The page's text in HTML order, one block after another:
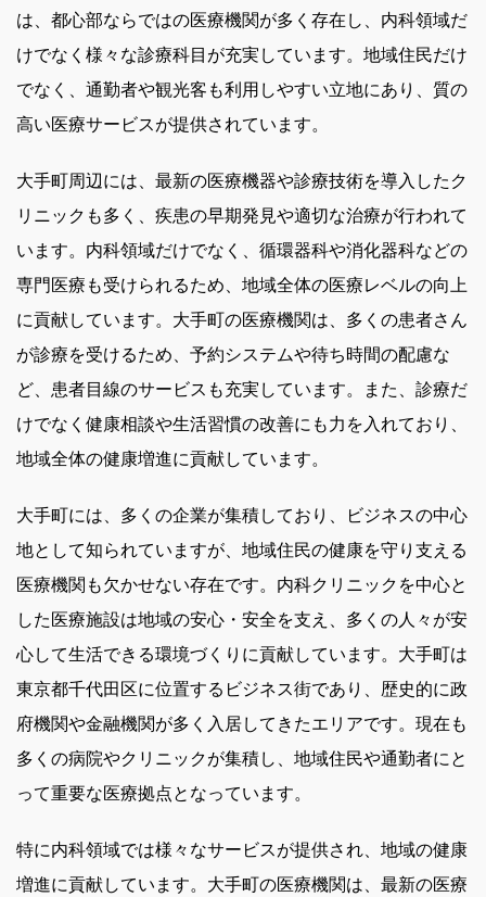
は、都心部ならではの医療機関が多く存在し、内科領域だ
けでなく様々な診療科目が充実しています。地域住民だけ
でなく、通勤者や観光客も利用しやすい立地にあり、質の
高い医療サービスが提供されています。
大手町周辺には、最新の医療機器や診療技術を導入したク
リニックも多く、疾患の早期発見や適切な治療が行われて
います。内科領域だけでなく、循環器科や消化器科などの
専門医療も受けられるため、地域全体の医療レベルの向上
に貢献しています。大手町の医療機関は、多くの患者さん
が診療を受けるため、予約システムや待ち時間の配慮な
ど、患者目線のサービスも充実しています。また、診療だ
けでなく健康相談や生活習慣の改善にも力を入れており、
地域全体の健康増進に貢献しています。
大手町には、多くの企業が集積しており、ビジネスの中心
地として知られていますが、地域住民の健康を守り支える
医療機関も欠かせない存在です。内科クリニックを中心と
した医療施設は地域の安心・安全を支え、多くの人々が安
心して生活できる環境づくりに貢献しています。大手町は
東京都千代田区に位置するビジネス街であり、歴史的に政
府機関や金融機関が多く入居してきたエリアです。現在も
多くの病院やクリニックが集積し、地域住民や通勤者にと
って重要な医療拠点となっています。
特に内科領域では様々なサービスが提供され、地域の健康
増進に貢献しています。大手町の医療機関は、最新の医療